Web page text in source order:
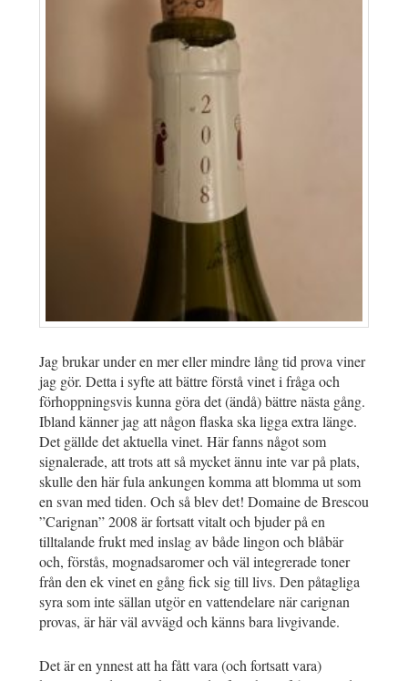
Jag brukar under en mer eller mindre lång tid prova viner
jag gör. Detta i syfte att bättre förstå vinet i fråga och
förhoppningsvis kunna göra det (ändå) bättre nästa gång.
Ibland känner jag att någon flaska ska ligga extra länge.
Det gällde det aktuella vinet. Här fanns något som
signalerade, att trots att så mycket ännu inte var på plats,
skulle den här fula ankungen komma att blomma ut som
en svan med tiden. Och så blev det! Domaine de Brescou
”Carignan” 2008 är fortsatt vitalt och bjuder på en
tilltalande frukt med inslag av både lingon och blåbär
och, förstås, mognadsaromer och väl integrerade toner
från den ek vinet en gång fick sig till livs. Den påtagliga
syra som inte sällan utgör en vattendelare när carignan
provas, är här väl avvägd och känns bara livgivande.
Det är en ynnest att ha fått vara (och fortsatt vara)